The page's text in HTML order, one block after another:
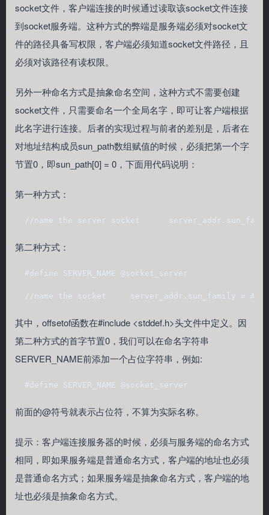
socket文件，客户端连接的时候通过读取该socket文件连接
到socket服务端。这种方式的弊端是服务端必须对socket文
件的路径具备写权限，客户端必须知道socket文件路径，且
必须对该路径有读权限。
另外一种命名方式是抽象命名空间，这种方式不需要创建
socket文件，只需要命名一个全局名字，即可让客户端根据
此名字进行连接。后者的实现过程与前者的差别是，后者在
对地址结构成员sun_path数组赋值的时候，必须把第一个字
节置0，即sun_path[0] = 0，下面用代码说明：
第一种方式：
第二种方式：
  #define SERVER_NAME @socket_server
//name the socket     server_addr.sun_family =
其中，offsetof函数在#include <stddef.h>头文件中定义。因
第二种方式的首字节置0，我们可以在命名字符串
SERVER_NAME前添加一个占位字符串，例如:
  #define SERVER_NAME @socket_server
前面的@符号就表示占位符，不算为实际名称。
提示：客户端连接服务器的时候，必须与服务端的命名方式
相同，即如果服务端是普通命名方式，客户端的地址也必须
是普通命名方式；如果服务端是抽象命名方式，客户端的地
址也必须是抽象命名方式。